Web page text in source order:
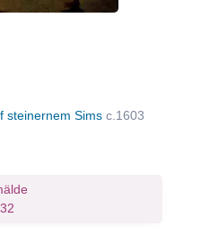
steinernem Sims c.1603